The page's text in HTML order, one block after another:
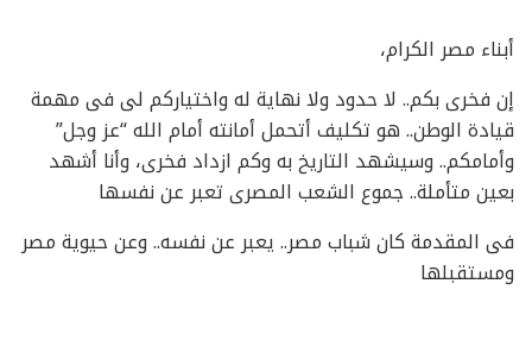
أبناء مصر الكرام،
إن فخرى بكم.. لا حدود ولا نهاية له واختياركم لى فى مهمة
قيادة الوطن.. هو تكليف أتحمل أمانته أمام الله “عز وجل”
وأمامكم.. وسيشهد التاريخ به وكم ازداد فخرى، وأنا أشهد
بعين متأملة.. جموع الشعب المصرى تعبر عن نفسها
فى المقدمة كان شباب مصر.. يعبر عن نفسه.. وعن حيوية مصر
ومستقبلها